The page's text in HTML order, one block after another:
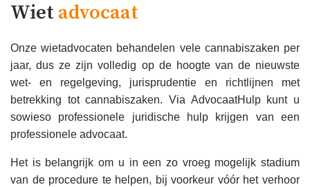
Wiet advocaat
Onze wietadvocaten behandelen vele cannabiszaken per
jaar, dus ze zijn volledig op de hoogte van de nieuwste
wet- en regelgeving, jurisprudentie en richtlijnen met
betrekking tot cannabiszaken. Via AdvocaatHulp kunt u
sowieso professionele juridische hulp krijgen van een
professionele advocaat.
Het is belangrijk om u in een zo vroeg mogelijk stadium
van de procedure te helpen, bij voorkeur vóór het verhoor